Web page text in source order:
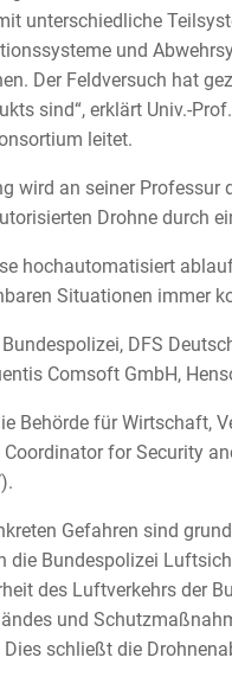
unterschiedliche
und
Der Feldversuch hat
sind“, erklärt Univ.-
leitet.
wird an seiner
Drohne durch
hochautomatisiert
Situationen immer
DFS
Comsoft GmbH,
Behörde für Wirtschaft,
Coordinator for Security
Gefahren sind
die Bundespolizei
des Luftverkehrs der
und
schließt die